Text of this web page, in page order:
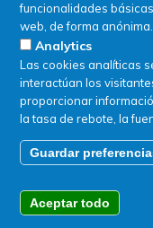
funcionalidades
web, de forma anónima.
Analytics
Las cookies analíticas
interactúan los
proporcionar
la tasa de rebote, la
Guardar
Aceptar todo